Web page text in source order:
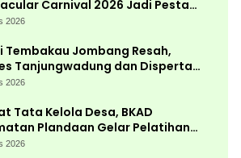
Carnival 2026 Jadi Pesta
Terbesar di Peterongan
2026
Tembakau Jombang Resah,
Tanjungwadung dan Disperta
Cepat
2026
Tata Kelola Desa, BKAD
Plandaan Gelar Pelatihan
Pemdes
2026